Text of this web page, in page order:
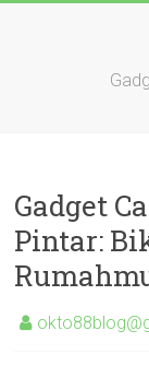
Gadget
Pintar: